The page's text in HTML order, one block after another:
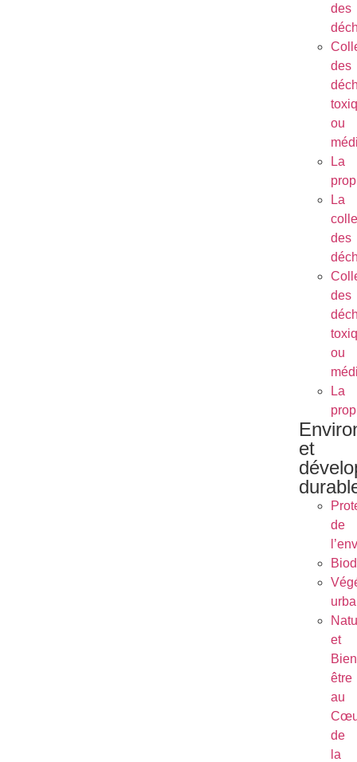
des
des
ou
La
La
des
des
ou
La
et
de
et
être
au
de
la